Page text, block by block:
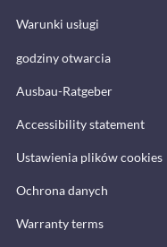
Warunki usługi
godziny otwarcia
Ausbau-Ratgeber
Accessibility statement
Ustawienia plików cookies
Ochrona danych
Warranty terms